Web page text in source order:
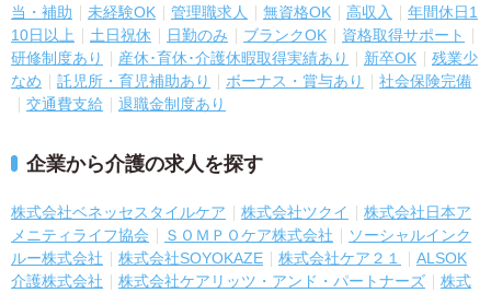
当・補助
未経験OK 管理職求人 無資格OK 高収入
年間休日1
10日以上
土日祝休 日勤のみ ブランクOK
資格取得サポート
研修制度あり
産休･育休･介護休暇取得実績あり 新卒OK
残業少
なめ
託児所・育児補助あり ボーナス・賞与あり
社会保険完備
交通費支給
退職金制度あり
企業から介護の求人を探す
株式会社ベネッセスタイルケア 株式会社ツクイ
株式会社日本ア
メニティライフ協会
ＳＯＭＰＯケア株式会社
ソーシャルインク
ルー株式会社
株式会社SOYOKAZE 株式会社ケア２１
ALSOK
介護株式会社
株式会社ケアリッツ・アンド・パートナーズ
株式